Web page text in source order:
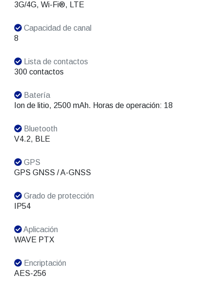
3G/4G, Wi-Fi®, LTE
Capacidad de canal
8
Lista de contactos
300 contactos
Batería
Ion de litio, 2500 mAh. Horas de operación: 18
Bluetooth
V4.2, BLE
GPS
GPS GNSS / A-GNSS
Grado de protección
IP54
Aplicación
WAVE PTX
Encriptación
AES-256